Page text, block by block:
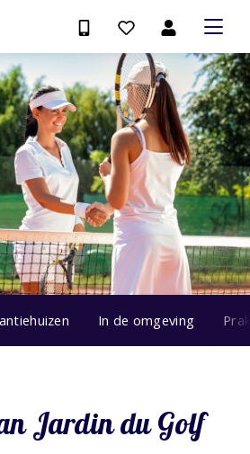
In de omgeving
Jardin du Golf